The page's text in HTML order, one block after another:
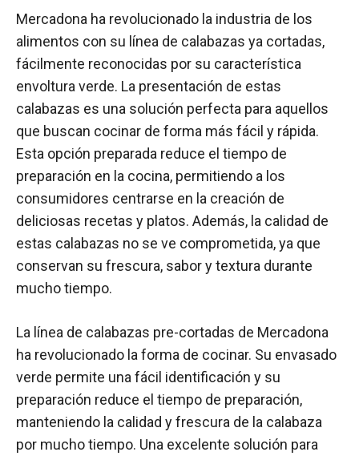
Mercadona ha revolucionado la industria de los
alimentos con su línea de calabazas ya cortadas,
fácilmente reconocidas por su característica
envoltura verde. La presentación de estas
calabazas es una solución perfecta para aquellos
que buscan cocinar de forma más fácil y rápida.
Esta opción preparada reduce el tiempo de
preparación en la cocina, permitiendo a los
consumidores centrarse en la creación de
deliciosas recetas y platos. Además, la calidad de
estas calabazas no se ve comprometida, ya que
conservan su frescura, sabor y textura durante
mucho tiempo.
La línea de calabazas pre-cortadas de Mercadona
ha revolucionado la forma de cocinar. Su envasado
verde permite una fácil identificación y su
preparación reduce el tiempo de preparación,
manteniendo la calidad y frescura de la calabaza
por mucho tiempo. Una excelente solución para